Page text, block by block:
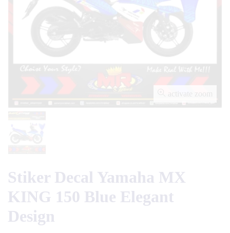
activate zoom
Stiker Decal Yamaha MX
KING 150 Blue Elegant
Design